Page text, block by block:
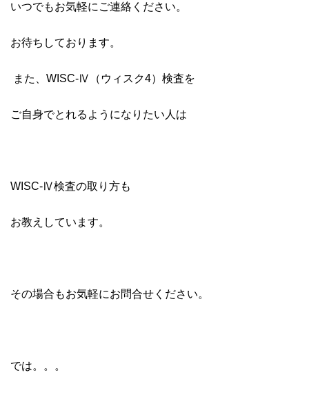
いつでもお気軽にご連絡ください。
お待ちしております。
また、WISC-Ⅳ（ウィスク4）検査を
ご自身でとれるようになりたい人は
WISC-Ⅳ検査の取り方も
お教えしています。
その場合もお気軽にお問合せください。
では。。。